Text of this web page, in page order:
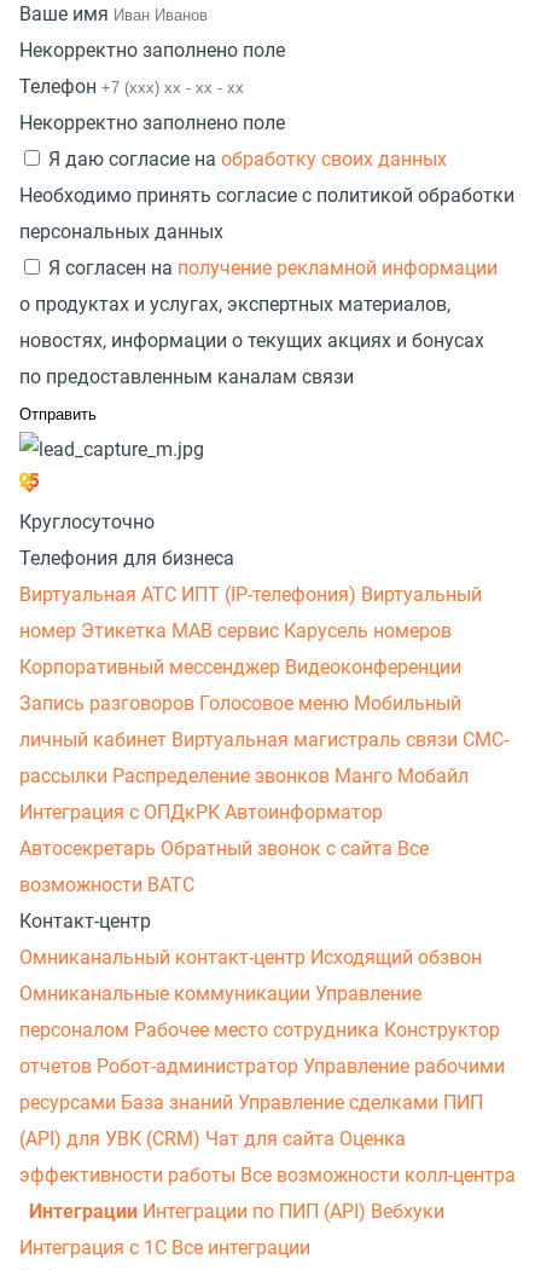
Ваше имя
Некорректно заполнено поле
Телефон
Некорректно заполнено поле
Я даю согласие на обработку своих данных
Необходимо принять согласие с политикой обработки
персональных данных
Я согласен на получение рекламной информации
о продуктах и услугах, экспертных материалов,
новостях, информации о текущих акциях и бонусах
по предоставленным каналам связи
Круглосуточно
Телефония для бизнеса
Виртуальная АТС ИПТ (IP-телефония) Виртуальный
номер Этикетка МАВ сервис Карусель номеров
Корпоративный мессенджер Видеоконференции
Запись разговоров Голосовое меню Мобильный
личный кабинет Виртуальная магистраль связи СМС-
рассылки Распределение звонков Манго Мобайл
Интеграция с ОПДкРК Автоинформатор
Автосекретарь Обратный звонок с сайта Все
возможности ВАТС
Контакт-центр
Омниканальный контакт-центр Исходящий обзвон
Омниканальные коммуникации Управление
персоналом Рабочее место сотрудника Конструктор
отчетов Робот-администратор Управление рабочими
ресурсами База знаний Управление сделками ПИП
(API) для УВК (CRM) Чат для сайта Оценка
эффективности работы Все возможности колл-центра
Интеграции Интеграции по ПИП (API) Вебхуки
Интеграция с 1С Все интеграции